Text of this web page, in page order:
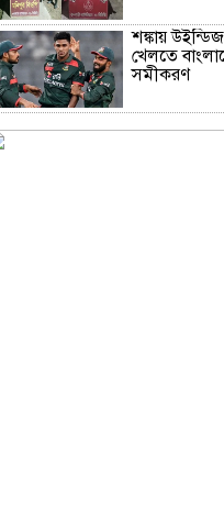
শঙ্কায়
খেলতে
সমীকরণ
মোট ভোটার